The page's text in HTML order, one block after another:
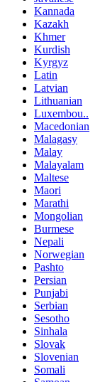
Kannada
Kazakh
Khmer
Kurdish
Kyrgyz
Latin
Latvian
Lithuanian
Luxembou..
Macedonian
Malagasy
Malay
Malayalam
Maltese
Maori
Marathi
Mongolian
Burmese
Nepali
Norwegian
Pashto
Persian
Punjabi
Serbian
Sesotho
Sinhala
Slovak
Slovenian
Somali